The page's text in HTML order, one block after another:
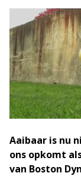
Aaibaar is nu
ons opkomt
van Boston